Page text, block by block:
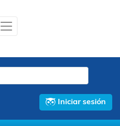
Iniciar sesión